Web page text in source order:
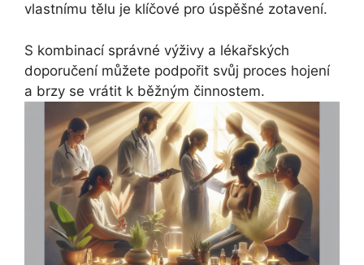
vlastnímu tělu je klíčové pro úspěšné zotavení.
S kombinací správné výživy a lékařských
doporučení můžete podpořit svůj proces hojení
a brzy se vrátit k běžným činnostem.